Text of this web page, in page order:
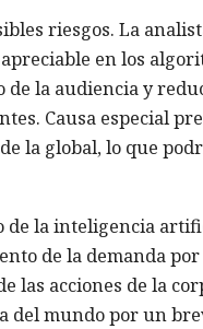
riesgos. La
en los
la audiencia y
Causa especial
la global, lo que
de la inteligencia
de la demanda
las acciones de la
del mundo por un